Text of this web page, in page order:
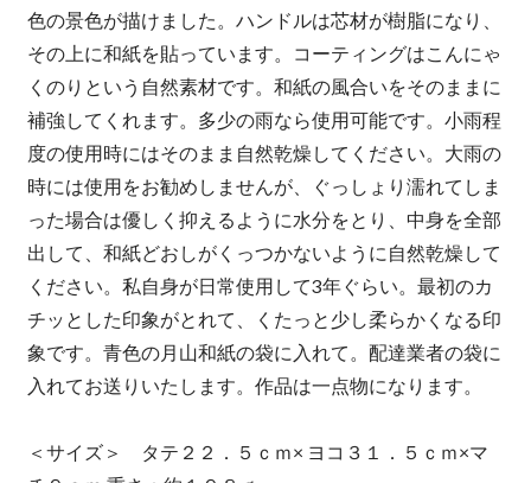
色の景色が描けました。ハンドルは芯材が樹脂になり、
その上に和紙を貼っています。コーティングはこんにゃ
くのりという自然素材です。和紙の風合いをそのままに
補強してくれます。多少の雨なら使用可能です。小雨程
度の使用時にはそのまま自然乾燥してください。大雨の
時には使用をお勧めしませんが、ぐっしょり濡れてしま
った場合は優しく抑えるように水分をとり、中身を全部
出して、和紙どおしがくっつかないように自然乾燥して
ください。私自身が日常使用して3年ぐらい。最初のカ
チッとした印象がとれて、くたっと少し柔らかくなる印
象です。青色の月山和紙の袋に入れて。配達業者の袋に
入れてお送りいたします。作品は一点物になります。
＜サイズ＞ タテ２２．５ｃｍ× ヨコ３１．５ｃｍ×マ